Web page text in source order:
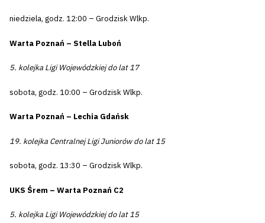
niedziela, godz. 12:00 – Grodzisk Wlkp.
Warta Poznań – Stella Luboń
5. kolejka Ligi Wojewódzkiej do lat 17
sobota, godz. 10:00 – Grodzisk Wlkp.
Warta Poznań – Lechia Gdańsk
19. kolejka Centralnej Ligi Juniorów do lat 15
sobota, godz. 13:30 – Grodzisk Wlkp.
UKS Śrem – Warta Poznań C2
5. kolejka Ligi Wojewódzkiej do lat 15